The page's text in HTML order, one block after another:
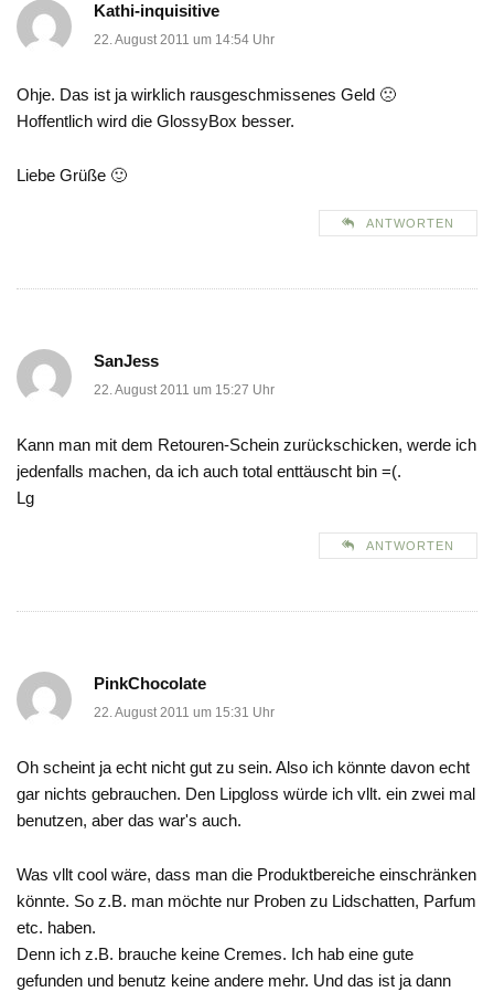
Kathi-inquisitive
22. August 2011 um 14:54 Uhr
Ohje. Das ist ja wirklich rausgeschmissenes Geld 🙁
Hoffentlich wird die GlossyBox besser.
Liebe Grüße 🙂
ANTWORTEN
SanJess
22. August 2011 um 15:27 Uhr
Kann man mit dem Retouren-Schein zurückschicken, werde ich
jedenfalls machen, da ich auch total enttäuscht bin =(.
Lg
ANTWORTEN
PinkChocolate
22. August 2011 um 15:31 Uhr
Oh scheint ja echt nicht gut zu sein. Also ich könnte davon echt
gar nichts gebrauchen. Den Lipgloss würde ich vllt. ein zwei mal
benutzen, aber das war's auch.
Was vllt cool wäre, dass man die Produktbereiche einschränken
könnte. So z.B. man möchte nur Proben zu Lidschatten, Parfum
etc. haben.
Denn ich z.B. brauche keine Cremes. Ich hab eine gute
gefunden und benutz keine andere mehr. Und das ist ja dann